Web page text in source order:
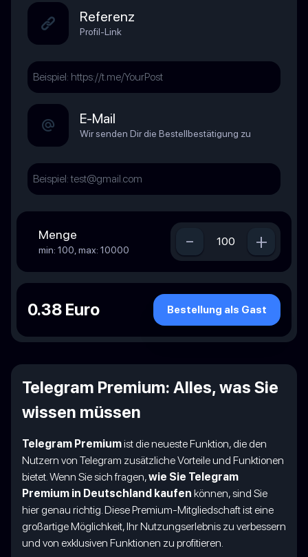
Referenz
Profil-Link
E-Mail
Wir senden Dir die Bestellbestätigung zu
Menge
min: 100, max: 10000 - +
0.38 Euro Bestellung als Gast
Telegram Premium: Alles, was Sie
wissen müssen
Telegram Premiumist die neueste Funktion, die den
Nutzern von Telegram zusätzliche Vorteile und Funktionen
bietet. Wenn Sie sich fragen,wie Sie Telegram
Premium in Deutschland kaufen können, sind Sie
hier genau richtig. Diese Premium-Mitgliedschaft ist eine
großartige Möglichkeit, Ihr Nutzungserlebnis zu verbessern
und von exklusiven Funktionen zu profitieren.